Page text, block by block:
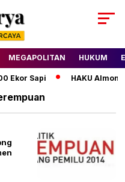
MEGAPOLITAN HUKUM
Ekor Sapi HAKU